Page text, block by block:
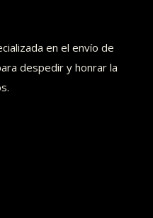
en el envío de
despedir y honrar la